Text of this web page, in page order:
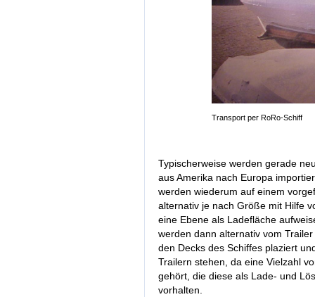
Transport per RoRo-Schiff
Typischerweise werden gerade
aus Amerika nach Europa
werden wiederum auf einem
alternativ je nach Größe mit Hilfe
eine Ebene als Ladefläche
werden dann alternativ vom
den Decks des Schiffes plaziert
Trailern stehen, da eine Vielzahl
gehört, die diese als Lade- und
vorhalten.